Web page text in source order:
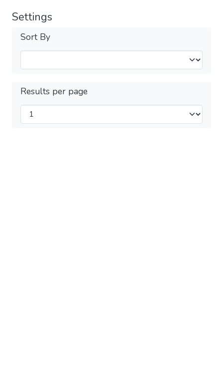
Settings
Sort By
Results per page